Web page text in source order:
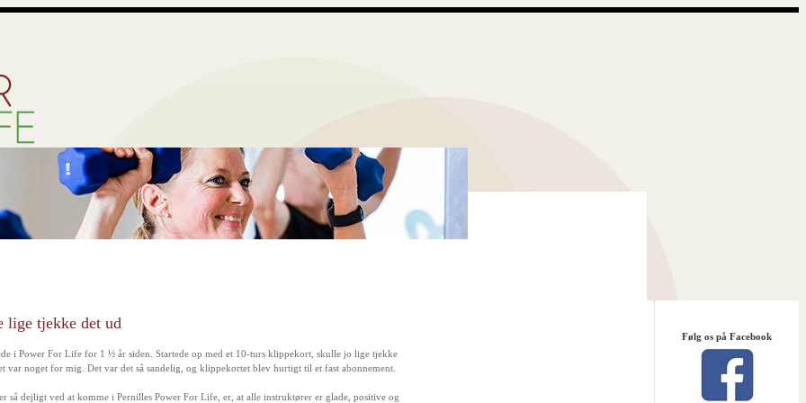
lige tjekke det ud
i Power For Life for 1 ½ år siden. Startede op med et 10-turs klippekort, skulle jo lige tjekke
var noget for mig. Det var det så sandelig, og klippekortet blev hurtigt til et fast abonnement.
så dejligt ved at komme i Pernilles Power For Life, er, at alle instruktører er glade, positive og
Følg os på Facebook